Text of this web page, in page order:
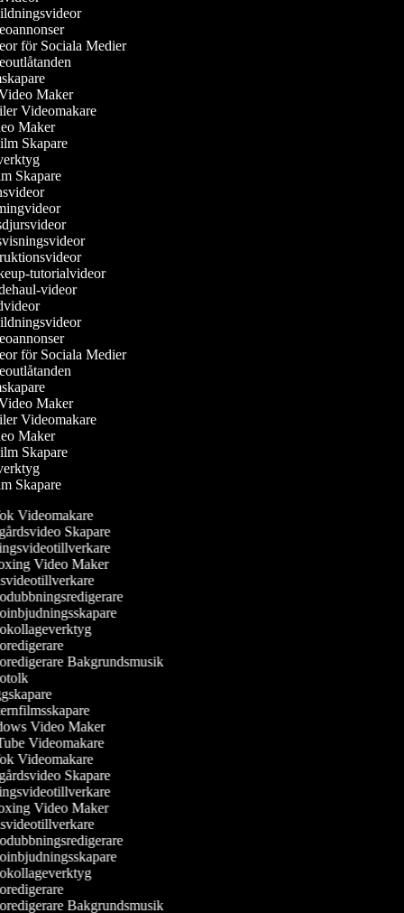
för Sociala Medier
Maker
Videomakare
Maker
Skapare
Skapare
tutorialvideor
videor
för Sociala Medier
Maker
Videomakare
Maker
Skapare
Skapare
Videomakare
Skapare
Video Maker
Bakgrundsmusik
Video Maker
Videomakare
Videomakare
Skapare
Video Maker
Bakgrundsmusik